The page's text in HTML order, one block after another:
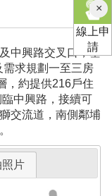
中興路交叉口，基
求規劃一至三房
，約提供216戶住
中興路，接續可
交流道，南側鄰埔
照片
×關
閉
線上申
請